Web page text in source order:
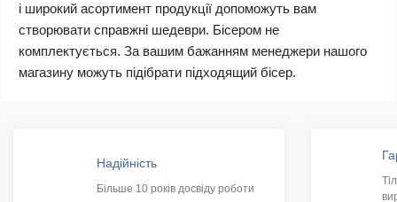
і широкий асортимент продукції допоможуть вам
створювати справжні шедеври. Бісером не
комплектується. За вашим бажанням менеджери нашого
магазину можуть підібрати підходящий бісер.
Надійність
Більше 10 років досвіду роботи